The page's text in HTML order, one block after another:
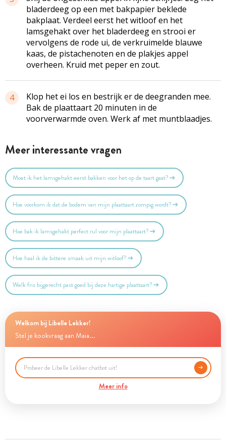
bladerdeeg op een met bakpapier beklede
bakplaat. Verdeel eerst het witloof en het
lamsgehakt over het bladerdeeg en strooi er
vervolgens de rode ui, de verkruimelde blauwe
kaas, de pistachenoten en de plakjes appel
overheen. Kruid met peper en zout.
4
Klop het ei los en bestrijk er de deegranden mee.
Bak de plaattaart 20 minuten in de
voorverwarmde oven. Werk af met muntblaadjes.
Meer interessante vragen
Moet ik het lamsgehakt eerst bakken voor het op de taart gaat?
Hoe voorkom ik dat de bodem van mijn plaattaart zompig wordt?
Hoe bak ik lamsgehakt perfect rul voor mijn plaattaart?
Hoe haal ik de bittere smaak uit mijn witloof?
Welk fris bijgerecht past goed bij deze hartige plaattaart?
Welkom bij Libelle Lekker!
Stel je kookvraag aan Maia...
Meer info